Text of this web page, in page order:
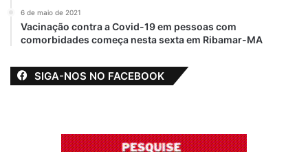
6 de maio de 2021
Vacinação contra a Covid-19 em pessoas com
comorbidades começa nesta sexta em Ribamar-MA
SIGA-NOS NO FACEBOOK